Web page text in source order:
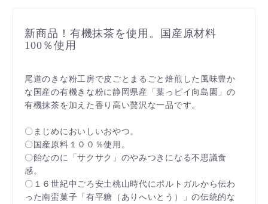
新商品！有機抹茶を使用。国産原材料
100％使用
尾道のきな粉工房で皮ごとまるごと焙煎した風味豊か
な国産の有機きな粉に静岡県産「葉っピイ向島園」の
有機抹茶を加えた香り高い贅沢な一品です。
〇まじめにおいしいおやつ。
〇国産原料１００％使用。
〇飴なのに「サクサク」のやみつきになる不思議食
感。
〇１６世紀中ごろ安土桃山時代にポルトガルから伝わ
った南蛮菓子「有平糖（ありへいとう）」の伝統的な